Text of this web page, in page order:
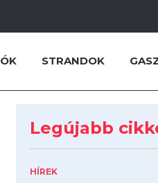
STRANDOK
Legújabb
HÍREK